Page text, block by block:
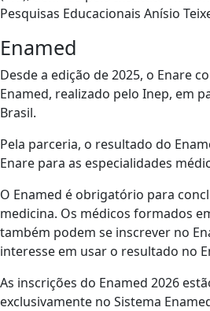
Pesquisas Educacionais Anísio
Enamed
Desde a edição de 2025, o Enare
Enamed, realizado pelo Inep, em
Brasil.
Pela parceria, o resultado do
Enare para as especialidades
O Enamed é obrigatório para
medicina. Os médicos formados
também podem se inscrever no
interesse em usar o resultado no
As inscrições do Enamed 2026
exclusivamente no Sistema